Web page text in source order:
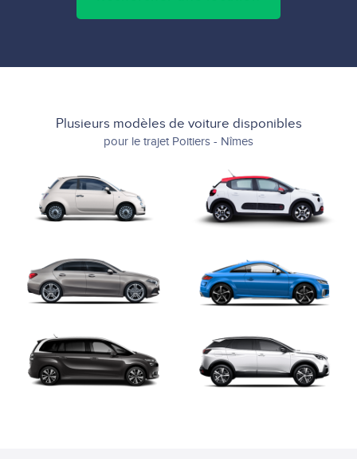
Plusieurs modèles de voiture disponibles
pour le trajet Poitiers - Nîmes